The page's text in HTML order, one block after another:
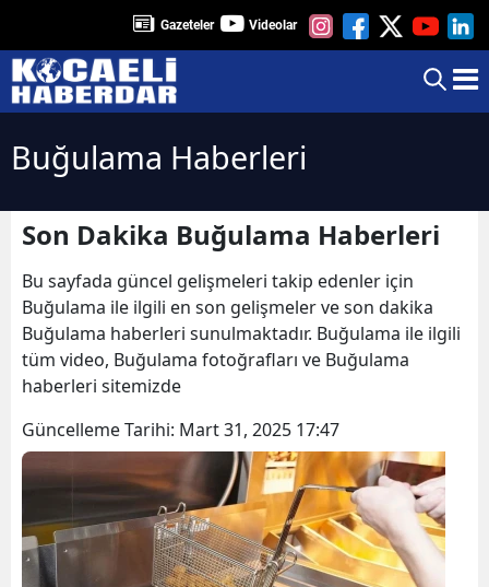
Gazeteler Videolar
Buğulama Haberleri
Son Dakika Buğulama Haberleri
Bu sayfada güncel gelişmeleri takip edenler için
Buğulama ile ilgili en son gelişmeler ve son dakika
Buğulama haberleri sunulmaktadır. Buğulama ile ilgili
tüm video, Buğulama fotoğrafları ve Buğulama
haberleri sitemizde
Güncelleme Tarihi: Mart 31, 2025 17:47